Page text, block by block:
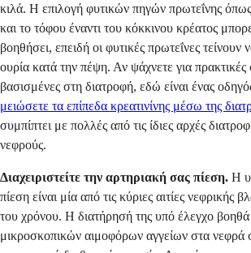
κιλά. Η επιλογή φυτικών πηγών πρωτεΐνης
και το τόφου έναντι του κόκκινου κρέατος
βοηθήσει, επειδή οι φυτικές πρωτεΐνες τείνουν
ουρία κατά την πέψη. Αν ψάχνετε για πρακτικές
βασισμένες στη διατροφή, εδώ είναι ένας
μειώσετε τα επίπεδα κρεατινίνης μέσω της
συμπίπτει με πολλές από τις ίδιες αρχές
νεφρούς.
Διαχειριστείτε την αρτηριακή σας πίεση. Η
πίεση είναι μία από τις κύριες αιτίες νεφρικής
του χρόνου. Η διατήρησή της υπό έλεγχο
μικροσκοπικών αιμοφόρων αγγείων στα νεφρά